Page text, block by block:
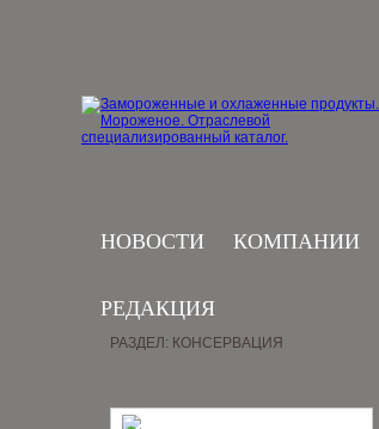
НОВОСТИ КОМПАНИИ
РЕДАКЦИЯ
РАЗДЕЛ: КОНСЕРВАЦИЯ